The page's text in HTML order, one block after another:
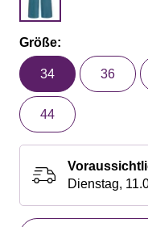
Größe:
34 36
44
Dienstag,